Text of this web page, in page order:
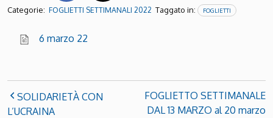
Categorie: FOGLIETTI SETTIMANALI 2022 Taggato in: FOGLIETTI
6 marzo 22
SOLIDARIETÀ CON
L’UCRAINA
FOGLIETTO SETTIMANALE
DAL 13 MARZO al 20 marzo